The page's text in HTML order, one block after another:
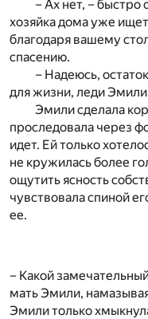
– Ах нет, – быстро
хозяйка дома уже
благодаря вашему
спасению.
– Надеюсь,
для жизни, леди
Эмили сделала
проследовала через
идет. Ей только
не кружилась более
ощутить ясность
чувствовала спиной
ее.
– Какой
мать Эмили,
Эмили только